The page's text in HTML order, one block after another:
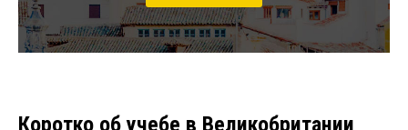
Коротко об учебе в Великобритании